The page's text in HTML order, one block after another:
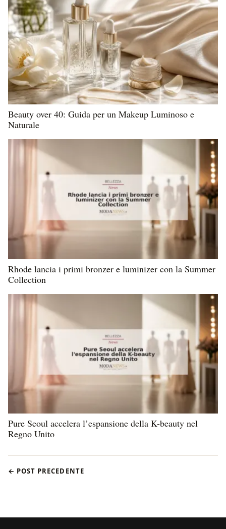
Beauty over 40: Guida per un Makeup Luminoso e
Naturale
Rhode lancia i primi bronzer e luminizer con la Summer
Collection
Pure Seoul accelera l’espansione della K-beauty nel
Regno Unito
← POST PRECEDENTE